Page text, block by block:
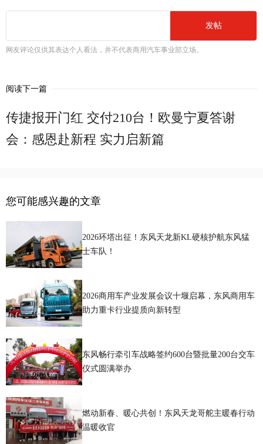
发帖
网友评论仅供其表达个人看法，并不代表商用汽车事业部立场。
阅读下一篇
传捷报开门红 交付210台！欧曼宁夏答谢
会：感恩赴新程 实力启新篇
您可能感兴趣的文章
2026环塔出征！东风天龙新KL硬核护航东风猛
士车队！
2026商用车产业发展会议十堰启幕，东风商用车
助力重卡行业提质向新转型
东风畅行牵引车战略签约600台暨批量200台交车
仪式圆满举办
燃动新春、暖心共创！东风天龙哥舵主暖春行动
温暖收官